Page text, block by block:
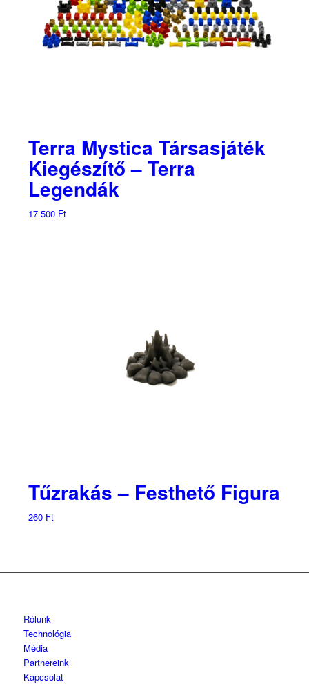
Terra Mystica Társasjáték
Kiegészítő – Terra
Legendák
17 500 Ft
Tűzrakás – Festhető Figura
260 Ft
Rólunk
Technológia
Média
Partnereink
Kapcsolat